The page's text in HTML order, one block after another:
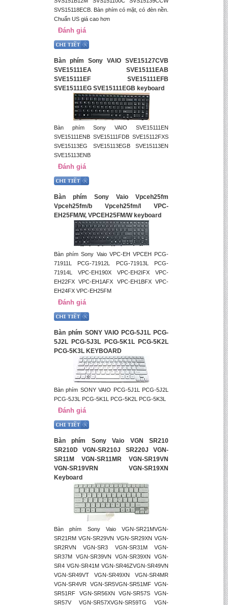
SVS15118ECB. Bàn phím có mặt, có đèn nền.
Chuẩn US giá cao hơn
Đánh giá
Bàn phím Sony VAIO SVE15127CVB
SVE15111EA SVE15111EAB
SVE15111EF SVE15111EFB
SVE15111EG SVE15111EGB keyboard
Bàn phím Sony VAIO SVE15111EN
SVE15111ENB SVE15111FDB SVE15112FXS
SVE15113EG SVE15113EGB SVE15113EN
SVE15113ENB
Đánh giá
Bàn phím Sony Vaio Vpceh25fm
Vpceh25fm/b Vpceh25fm/l VPC-
EH25FM/W, VPCEH25FM/W keyboard
Bàn phím Sony Vaio VPC-EH VPCEH PCG-
71911L PCG-71912L PCG-71913L PCG-
71914L VPC-EH190X VPC-EH2IFX VPC-
EH22FX VPC-EH1AFX VPC-EH1BFX VPC-
EH24FX VPC-EH25FM
Đánh giá
Bàn phím SONY VAIO PCG-5J1L PCG-
5J2L PCG-5J3L PCG-5K1L PCG-5K2L
PCG-5K3L KEYBOARD
Bàn phím SONY VAIO PCG-5J1L PCG-5J2L
PCG-5J3L PCG-5K1L PCG-5K2L PCG-5K3L
Đánh giá
Bàn phím Sony Vaio VGN SR210
SR210D VGN-SR210J SR220J VGN-
SR11M VGN-SR11MR VGN-SR19VN
VGN-SR19VRN VGN-SR19XN
Keyboard
Bàn phím Sony Vaio VGN-SR21MVGN-
SR21RM VGN-SR29VN VGN-SR29XN VGN-
SR2RVN VGN-SR3 VGN-SR31M VGN-
SR37M VGN-SR39VN VGN-SR39XN VGN-
SR4 VGN-SR41M VGN-SR46ZVGN-SR49VN
VGN-SR49VT VGN-SR49XN VGN-SR4MR
VGN-SR4VR VGN-SR5VGN-SR51MF VGN-
SR51RF VGN-SR56XN VGN-SR57S VGN-
SR57V VGN-SR57XVGN-SR59TG VGN-